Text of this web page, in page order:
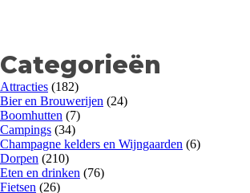
Categorieën
Attracties (182)
Bier en Brouwerijen (24)
Boomhutten (7)
Campings (34)
Champagne kelders en Wijngaarden (6)
Dorpen (210)
Eten en drinken (76)
Fietsen (26)